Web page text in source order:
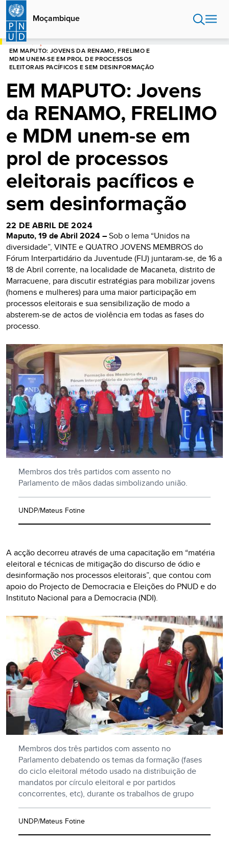
Passar
para
conteúdo
principal
Moçambique
INÍCIO
EM MAPUTO: JOVENS DA RENAMO, FRELIMO E
MDM UNEM-SE EM PROL DE PROCESSOS
ELEITORAIS PACÍFICOS E SEM DESINFORMAÇÃO
EM MAPUTO: Jovens
da RENAMO, FRELIMO
e MDM unem-se em
prol de processos
eleitorais pacíficos e
sem desinformação
22 DE ABRIL DE 2024
Maputo, 19 de Abril 2024 –Sob o lema “Unidos na
diversidade”, VINTE e QUATRO JOVENS MEMBROS do
Fórum Interpartidário da Juventude (FIJ) juntaram-se, de 16 a
18 de Abril corrente, na localidade de Macaneta, distrito de
Marracuene, para discutir estratégias para mobilizar jovens
(homens e mulheres) para uma maior participação em
processos eleitorais e sua sensibilização de modo a
absterem-se de actos de violência em todas as fases do
processo.
Membros dos três partidos com assento no
Parlamento de mãos dadas simbolizando união.
UNDP/Mateus Fotine
A acção decorreu através de uma capacitação em “matéria
eleitoral e técnicas de mitigação do discurso de ódio e
desinformação nos processos eleitorais”, que contou com
apoio do Projecto de Democracia e Eleições do PNUD e do
Instituto Nacional para a Democracia (NDI).
Membros dos três partidos com assento no
Parlamento debatendo os temas da formação (fases
do ciclo eleitoral método usado na distribuição de
mandatos por círculo eleitoral e por partidos
concorrentes, etc), durante os trabalhos de grupo
UNDP/Mateus Fotine